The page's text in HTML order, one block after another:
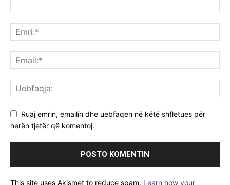
Ruaj emrin, emailin dhe uebfaqen në këtë shfletues për
herën tjetër që komentoj.
This site uses Akismet to reduce spam. Learn how your